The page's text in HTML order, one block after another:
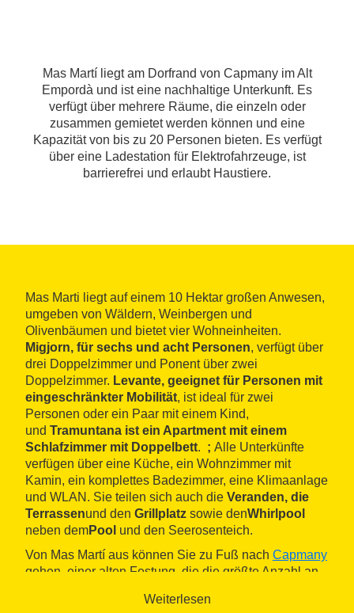
Mas Martí liegt am Dorfrand von Capmany im Alt
Empordà und ist eine nachhaltige Unterkunft. Es
verfügt über mehrere Räume, die einzeln oder
zusammen gemietet werden können und eine
Kapazität von bis zu 20 Personen bieten. Es verfügt
über eine Ladestation für Elektrofahrzeuge, ist
barrierefrei und erlaubt Haustiere.
Mas Marti liegt auf einem 10 Hektar großen Anwesen,
umgeben von Wäldern, Weinbergen und
Olivenbäumen und bietet vier Wohneinheiten.
Migjorn, für sechs und acht Personen, verfügt über
drei Doppelzimmer und Ponent über zwei
Doppelzimmer. Levante, geeignet für Personen mit
eingeschränkter Mobilität, ist ideal für zwei
Personen oder ein Paar mit einem Kind,
und Tramuntana ist ein Apartment mit einem
Schlafzimmer mit Doppelbett. ; Alle Unterkünfte
verfügen über eine Küche, ein Wohnzimmer mit
Kamin, ein komplettes Badezimmer, eine Klimaanlage
und WLAN. Sie teilen sich auch die Veranden, die
Terrassenund den Grillplatz sowie denWhirlpool
neben demPool und den Seerosenteich.
Von Mas Martí aus können Sie zu Fuß nach Capmany
gehen, einer alten Festung, die die größte Anzahl an
Wander- und
Weiterlesen